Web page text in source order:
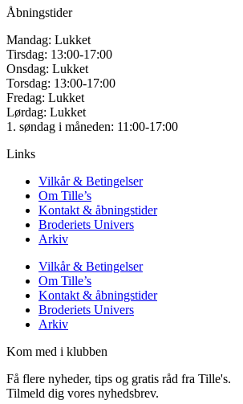
Åbningstider
Mandag: Lukket
Tirsdag: 13:00-17:00
Onsdag: Lukket
Torsdag: 13:00-17:00
Fredag: Lukket
Lørdag: Lukket
1. søndag i måneden: 11:00-17:00
Links
Vilkår & Betingelser
Om Tille’s
Kontakt & åbningstider
Broderiets Univers
Arkiv
Vilkår & Betingelser
Om Tille’s
Kontakt & åbningstider
Broderiets Univers
Arkiv
Kom med i klubben
Få flere nyheder, tips og gratis råd fra Tille's.
Tilmeld dig vores nyhedsbrev.